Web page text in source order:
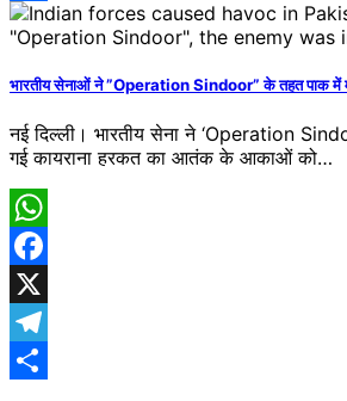
Share
भारतीय सेनाओं ने ”Operation Sindoor” के तहत पाक में
नई दिल्ली। भारतीय सेना ने ‘Operation
गई कायराना हरकत का आतंक के आकाओं को…
WhatsApp
Facebook
X
Telegram